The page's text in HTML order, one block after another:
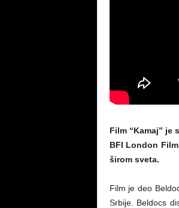
Film “Kamaj” je
BFI London
širom sveta.
Film je deo
Srbije. Beldocs